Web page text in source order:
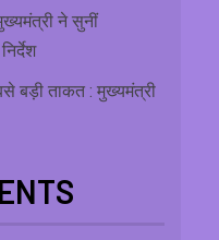
ने सुनीं
बड़ी ताकत : मुख्यमंत्री